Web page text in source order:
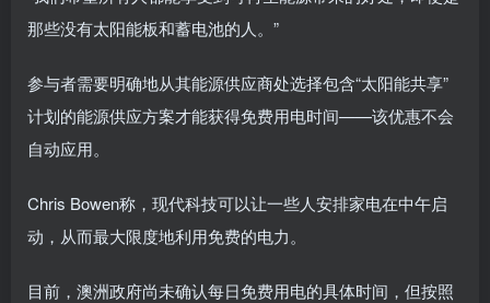
那些没有太阳能板和蓄电池的人。”
参与者需要明确地从其能源供应商处选择包含“太阳能共享”
计划的能源供应方案才能获得免费用电时间——该优惠不会
自动应用。
Chris Bowen称，现代科技可以让一些人安排家电在中午启
动，从而最大限度地利用免费的电力。
目前，澳洲政府尚未确认每日免费用电的具体时间，但按照